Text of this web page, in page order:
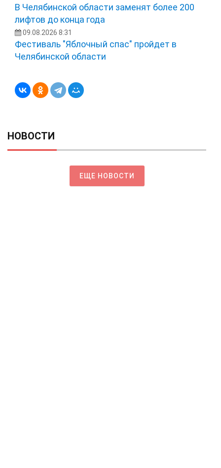
В Челябинской области заменят более 200
лифтов до конца года
09.08.2026 8:31
Фестиваль "Яблочный спас" пройдет в
Челябинской области
НОВОСТИ
ЕЩЕ НОВОСТИ